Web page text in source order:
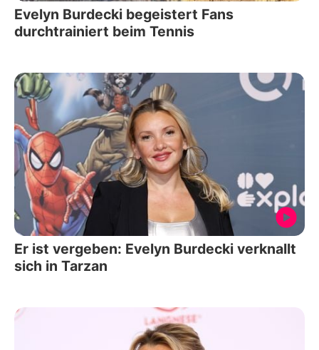
Evelyn Burdecki begeistert Fans
durchtrainiert beim Tennis
Er ist vergeben: Evelyn Burdecki verknallt
sich in Tarzan